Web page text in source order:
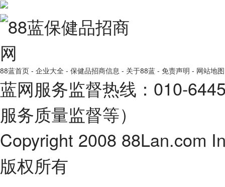
88蓝首页 - 企业大全 - 保健品招商信息 - 关于88蓝 - 免责声明 - 网站地图
蓝网服务监督热线：010-
服务质量监督等）
Copyright 2008 88Lan.com
版权所有